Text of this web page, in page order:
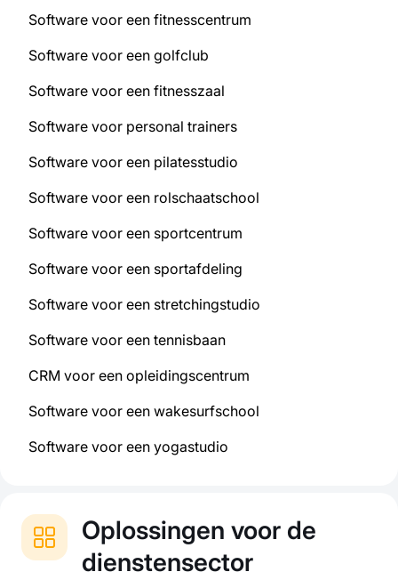
Software voor een fitnesscentrum
Software voor een golfclub
Software voor een fitnesszaal
Software voor personal trainers
Software voor een pilatesstudio
Software voor een rolschaatschool
Software voor een sportcentrum
Software voor een sportafdeling
Software voor een stretchingstudio
Software voor een tennisbaan
CRM voor een opleidingscentrum
Software voor een wakesurfschool
Software voor een yogastudio
Oplossingen voor de
dienstensector